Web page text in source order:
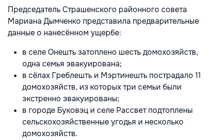
Председатель Страшенского районного совета
Мариана Дымченко представила предварительные
данные о нанесённом ущербе:
в селе Онешть затоплено шесть домохозяйств,
одна семья эвакуирована;
в сёлах Греблешть и Мэртинешть пострадало 11
домохозяйств, из которых три семьи были
экстренно эвакуированы;
в городе Буковэц и селе Рассвет подтоплены
сельскохозяйственные угодья и несколько
домохозяйств.